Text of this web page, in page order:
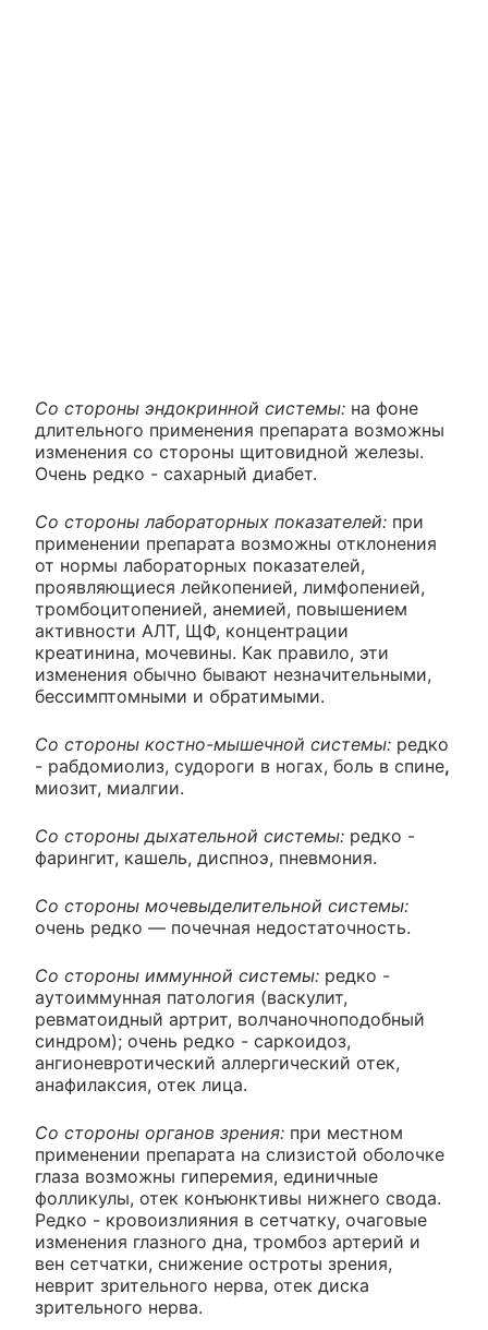
Со стороны эндокринной системы: на фоне
длительного применения препарата возможны
изменения со стороны щитовидной железы.
Очень редко - сахарный диабет.
Со стороны лабораторных показателей: при
применении препарата возможны отклонения
от нормы лабораторных показателей,
проявляющиеся лейкопенией, лимфопенией,
тромбоцитопенией, анемией, повышением
активности АЛТ, ЩФ, концентрации
креатинина, мочевины. Как правило, эти
изменения обычно бывают незначительными,
бессимптомными и обратимыми.
Со стороны костно-мышечной системы: редко
- рабдомиолиз, судороги в ногах, боль в спине,
миозит, миалгии.
Со стороны дыхательной системы: редко -
фарингит, кашель, диспноэ, пневмония.
Со стороны мочевыделительной системы:
очень редко — почечная недостаточность.
Со стороны иммунной системы: редко -
аутоиммунная патология (васкулит,
ревматоидный артрит, волчаночноподобный
синдром); очень редко - саркоидоз,
ангионевротический аллергический отек,
анафилаксия, отек лица.
Со стороны органов зрения: при местном
применении препарата на слизистой оболочке
глаза возможны гиперемия, единичные
фолликулы, отек конъюнктивы нижнего свода.
Редко - кровоизлияния в сетчатку, очаговые
изменения глазного дна, тромбоз артерий и
вен сетчатки, снижение остроты зрения,
неврит зрительного нерва, отек диска
зрительного нерва.